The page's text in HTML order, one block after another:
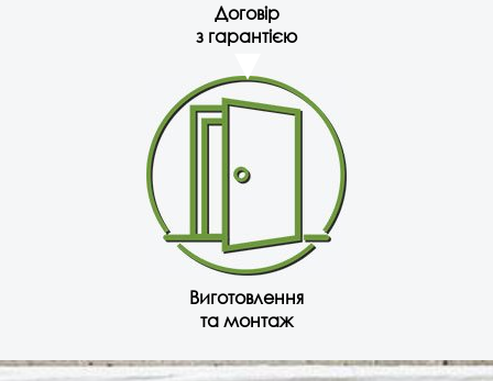
Договір
з гарантією
Виготовлення
та монтаж